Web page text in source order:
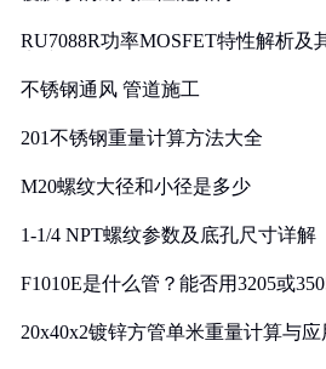
RU7088R功率MOSFET特性解析及
不锈钢通风 管道施工
201不锈钢重量计算方法大全
M20螺纹大径和小径是多少
1-1/4 NPT螺纹参数及底孔尺寸详解
F1010E是什么管？能否用3205或
20x40x2镀锌方管单米重量计算与